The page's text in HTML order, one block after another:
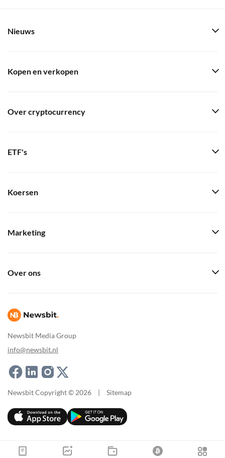
Newsbit Media Group
info@newsbit.nl
Nieuws
Kopen en verkopen
Over cryptocurrency
ETF's
Koersen
Marketing
Over ons
Newsbit Copyright © 2026 | Sitemap